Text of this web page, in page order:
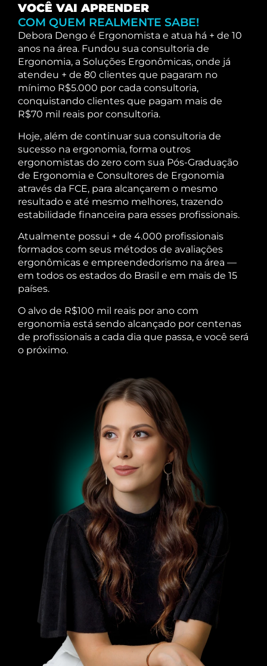
VOCÊ VAI APRENDER
COM QUEM REALMENTE SABE!
Debora Dengo é Ergonomista e atua há + de 10
anos na área. Fundou sua consultoria de
Ergonomia, a Soluções Ergonômicas, onde já
atendeu + de 80 clientes que pagaram no
mínimo R$5.000 por cada consultoria,
conquistando clientes que pagam mais de
R$70 mil reais por consultoria.
Hoje, além de continuar sua consultoria de
sucesso na ergonomia, forma outros
ergonomistas do zero com sua Pós-Graduação
de Ergonomia e Consultores de Ergonomia
através da FCE, para alcançarem o mesmo
resultado e até mesmo melhores, trazendo
estabilidade financeira para esses profissionais.
Atualmente possui + de 4.000 profissionais
formados com seus métodos de avaliações
ergonômicas e empreendedorismo na área —
em todos os estados do Brasil e em mais de 15
países.
O alvo de R$100 mil reais por ano com
ergonomia está sendo alcançado por centenas
de profissionais a cada dia que passa, e você será
o próximo.